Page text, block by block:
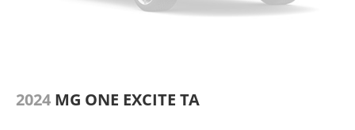
2024 MG ONE EXCITE TA